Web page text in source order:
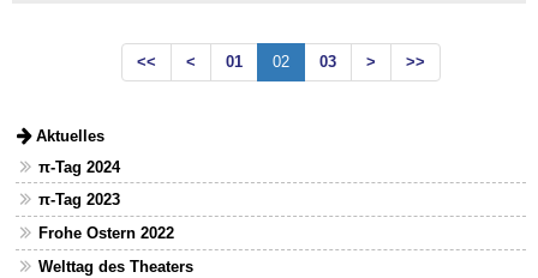
<< < 01 02 03 > >>
Aktuelles
π-Tag 2024
π-Tag 2023
Frohe Ostern 2022
Welttag des Theaters